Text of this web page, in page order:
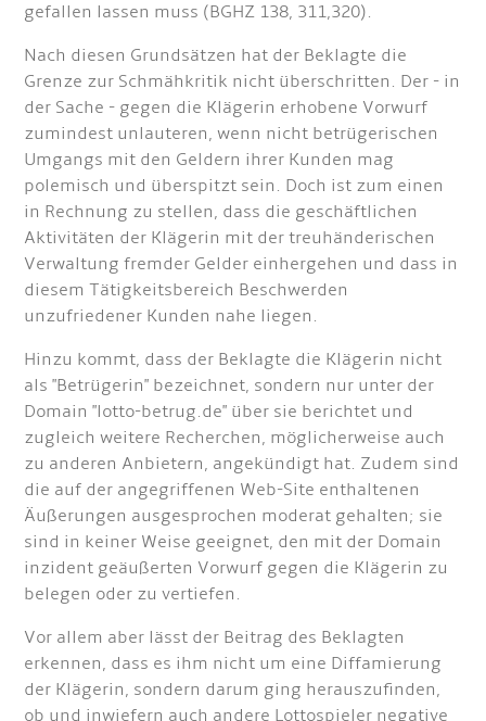
gefallen lassen muss (BGHZ 138, 311,320).
Nach diesen Grundsätzen hat der Beklagte die
Grenze zur Schmähkritik nicht überschritten. Der - in
der Sache - gegen die Klägerin erhobene Vorwurf
zumindest unlauteren, wenn nicht betrügerischen
Umgangs mit den Geldern ihrer Kunden mag
polemisch und überspitzt sein. Doch ist zum einen
in Rechnung zu stellen, dass die geschäftlichen
Aktivitäten der Klägerin mit der treuhänderischen
Verwaltung fremder Gelder einhergehen und dass in
diesem Tätigkeitsbereich Beschwerden
unzufriedener Kunden nahe liegen.
Hinzu kommt, dass der Beklagte die Klägerin nicht
als "Betrügerin" bezeichnet, sondern nur unter der
Domain "lotto-betrug.de" über sie berichtet und
zugleich weitere Recherchen, möglicherweise auch
zu anderen Anbietern, angekündigt hat. Zudem sind
die auf der angegriffenen Web-Site enthaltenen
Äußerungen ausgesprochen moderat gehalten; sie
sind in keiner Weise geeignet, den mit der Domain
inzident geäußerten Vorwurf gegen die Klägerin zu
belegen oder zu vertiefen.
Vor allem aber lässt der Beitrag des Beklagten
erkennen, dass es ihm nicht um eine Diffamierung
der Klägerin, sondern darum ging herauszufinden,
ob und inwiefern auch andere Lottospieler negative